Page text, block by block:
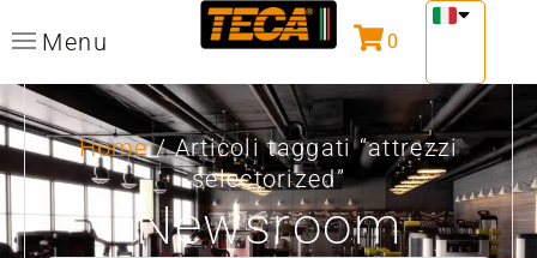
Menu 0
Home/ Articoli taggati “attrezzi
selectorized”
Newsroom